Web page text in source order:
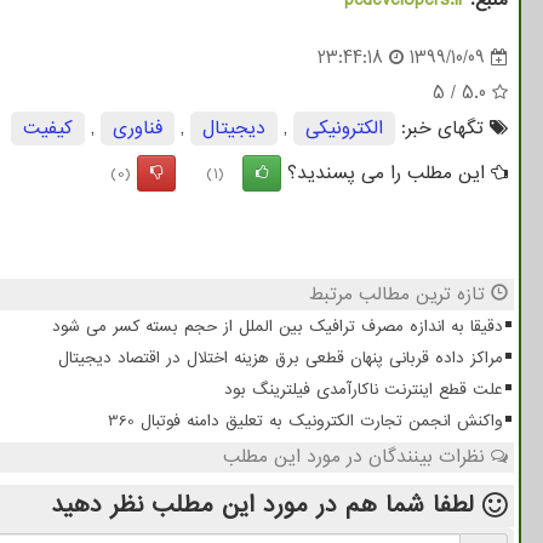
1399/10/09
23:44:18
5.0
/
5
تگهای خبر:
الكترونیكی , دیجیتال , فناوری ,
كیفیت
این مطلب را می پسندید؟
(1)
(0)
تازه ترین مطالب مرتبط
دقیقا به اندازه مصرف ترافیک بین الملل از حجم بسته کسر می شود
مراکز داده قربانی پنهان قطعی برق هزینه اختلال در اقتصاد دیجیتال
علت قطع اینترنت ناکارآمدی فیلترینگ بود
واکنش انجمن تجارت الکترونیک به تعلیق دامنه فوتبال 360
نظرات بینندگان در مورد این مطلب
لطفا شما هم در مورد این مطلب نظر دهید